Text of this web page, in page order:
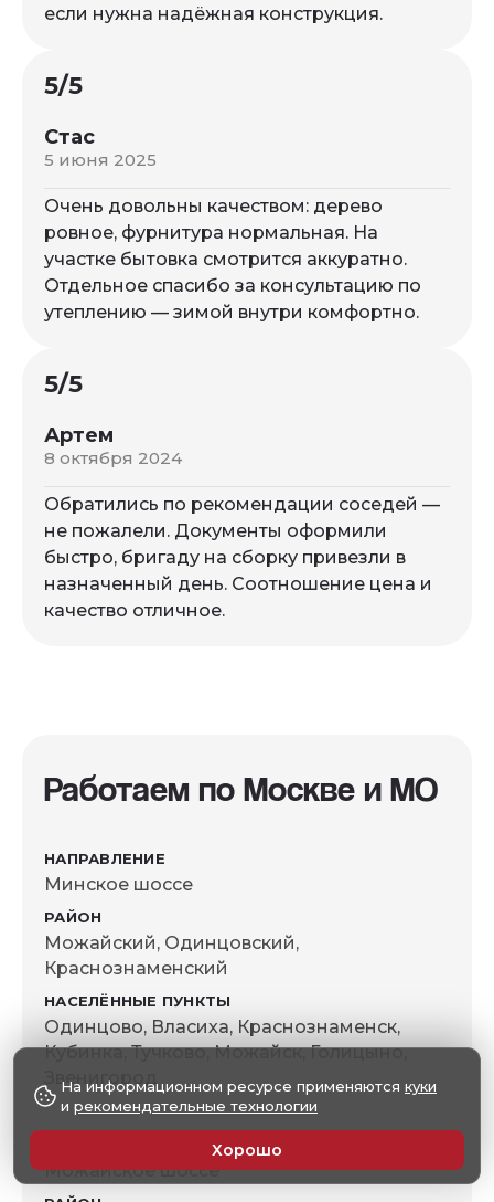
На информационном ресурсе применяются куки
и рекомендательные технологии
Хорошо
если нужна надёжная конструкция.
5/5
Стас
5 июня 2025
Очень довольны качеством: дерево
ровное, фурнитура нормальная. На
участке бытовка смотрится аккуратно.
Отдельное спасибо за консультацию по
утеплению — зимой внутри комфортно.
5/5
Артем
8 октября 2024
Обратились по рекомендации соседей —
не пожалели. Документы оформили
быстро, бригаду на сборку привезли в
назначенный день. Соотношение цена и
качество отличное.
Работаем по Москве и МО
Минское шоссе
Можайский, Одинцовский,
Краснознаменский
Одинцово, Власиха, Краснознаменск,
Кубинка, Тучково, Можайск, Голицыно,
Звенигород
Можайское шоссе